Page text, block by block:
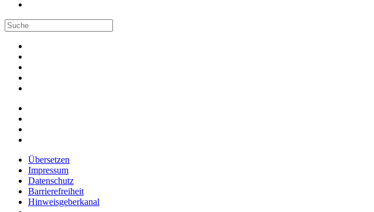
Übersetzen
Impressum
Datenschutz
Barrierefreiheit
Hinweisgeberkanal